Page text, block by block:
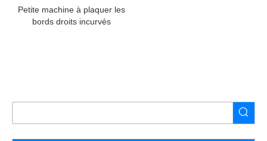
Petite machine à plaquer les
bords droits incurvés